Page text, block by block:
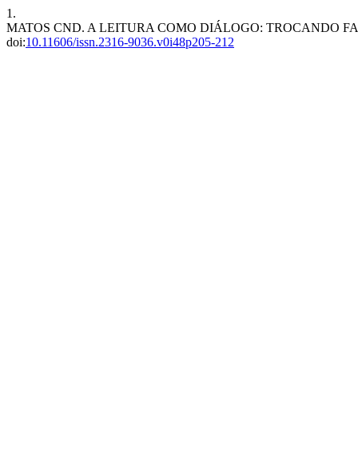
1.
MATOS CND. A LEITURA COMO DIÁLOGO: TROCANDO
doi:10.11606/issn.2316-9036.v0i48p205-212